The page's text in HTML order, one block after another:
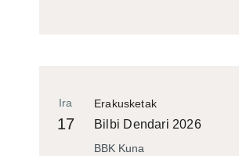
Erakusketak
Ira
17 Bilbi Dendari 2026
BBK Kuna